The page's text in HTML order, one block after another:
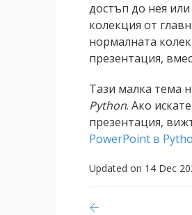
достъп до нея
колекция от
нормалната
презентация,
Тази малка тема
Python. Ако
презентация,
PowerPoint в
Updated on 14 Dec